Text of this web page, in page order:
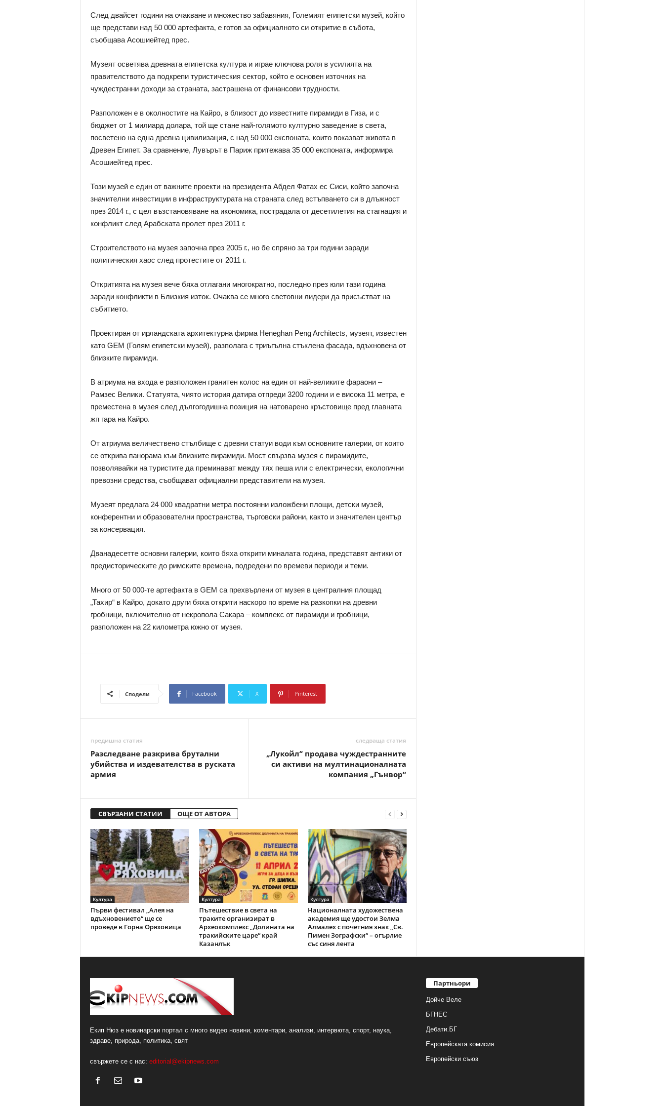
След двайсет години на очакване и множество забавяния, Големият египетски музей, който
ще представи над 50 000 артефакта, е готов за официалното си откритие в събота,
съобщава Асошиейтед прес.
Музеят осветява древната египетска култура и играе ключова роля в усилията на
правителството да подкрепи туристическия сектор, който е основен източник на
чуждестранни доходи за страната, застрашена от финансови трудности.
Разположен е в околностите на Кайро, в близост до известните пирамиди в Гиза, и с
бюджет от 1 милиард долара, той ще стане най-голямото културно заведение в света,
посветено на една древна цивилизация, с над 50 000 експоната, които показват живота в
Древен Египет. За сравнение, Лувърът в Париж притежава 35 000 експоната, информира
Асошиейтед прес.
Този музей е един от важните проекти на президента Абдел Фатах ес Сиси, който започна
значителни инвестиции в инфраструктурата на страната след встъпването си в длъжност
през 2014 г., с цел възстановяване на икономика, пострадала от десетилетия на стагнация и
конфликт след Арабската пролет през 2011 г.
Строителството на музея започна през 2005 г., но бе спряно за три години заради
политическия хаос след протестите от 2011 г.
Откритията на музея вече бяха отлагани многократно, последно през юли тази година
заради конфликти в Близкия изток. Очаква се много световни лидери да присъстват на
събитието.
Проектиран от ирландската архитектурна фирма Heneghan Peng Architects, музеят, известен
като GEM (Голям египетски музей), разполага с триъгълна стъклена фасада, вдъхновена от
близките пирамиди.
В атриума на входа е разположен гранитен колос на един от най-великите фараони –
Рамзес Велики. Статуята, чиято история датира отпреди 3200 години и е висока 11 метра, е
преместена в музея след дългогодишна позиция на натоварено кръстовище пред главната
жп гара на Кайро.
От атриума величествено стълбище с древни статуи води към основните галерии, от които
се открива панорама към близките пирамиди. Мост свързва музея с пирамидите,
позволявайки на туристите да преминават между тях пеша или с електрически, екологични
превозни средства, съобщават официални представители на музея.
Музеят предлага 24 000 квадратни метра постоянни изложбени площи, детски музей,
конферентни и образователни пространства, търговски райони, както и значителен център
за консервация.
Дванадесетте основни галерии, които бяха открити миналата година, представят антики от
предисторическите до римските времена, подредени по времеви периоди и теми.
Много от 50 000-те артефакта в GEM са прехвърлени от музея в централния площад
„Тахир“ в Кайро, докато други бяха открити наскоро по време на разкопки на древни
гробници, включително от некропола Сакара – комплекс от пирамиди и гробници,
разположен на 22 километра южно от музея.
Сподели Facebook X Pinterest
предишна статия
Разследване разкрива брутални
убийства и издевателства в руската
армия
следваща статия
„Лукойл“ продава чуждестранните
си активи на мултинационалната
компания „Гънвор“
СВЪРЗАНИ СТАТИИ ОЩЕ ОТ АВТОРА
Култура
Първи фестивал „Алея на
вдъхновението“ ще се
проведе в Горна Оряховица
Култура
Пътешествие в света на
траките организират в
Археокомплекс „Долината на
тракийските царе“ край
Казанлък
Култура
Националната художествена
академия ще удостои Зелма
Алмалех с почетния знак „Св.
Пимен Зографски“ – огърлие
със синя лента
Екип Нюз е новинарски портал с много видео новини, коментари, анализи, интервюта, спорт, наука,
здраве, природа, политика, свят
свържете се с нас: editorial@ekipnews.com
Партньори
Дойче Веле
БГНЕС
Дебати.БГ
Европейската комисия
Европейски съюз